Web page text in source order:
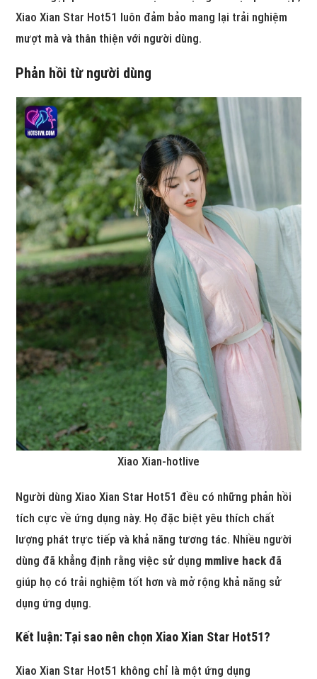
Xiao Xian Star Hot51 luôn đảm bảo mang lại trải nghiệm
mượt mà và thân thiện với người dùng.
Phản hồi từ người dùng
Xiao Xian-hotlive
Người dùng Xiao Xian Star Hot51 đều có những phản hồi
tích cực về ứng dụng này. Họ đặc biệt yêu thích chất
lượng phát trực tiếp và khả năng tương tác. Nhiều người
dùng đã khẳng định rằng việc sử dụng mmlive hack đã
giúp họ có trải nghiệm tốt hơn và mở rộng khả năng sử
dụng ứng dụng.
Kết luận: Tại sao nên chọn Xiao Xian Star Hot51?
Xiao Xian Star Hot51 không chỉ là một ứng dụng